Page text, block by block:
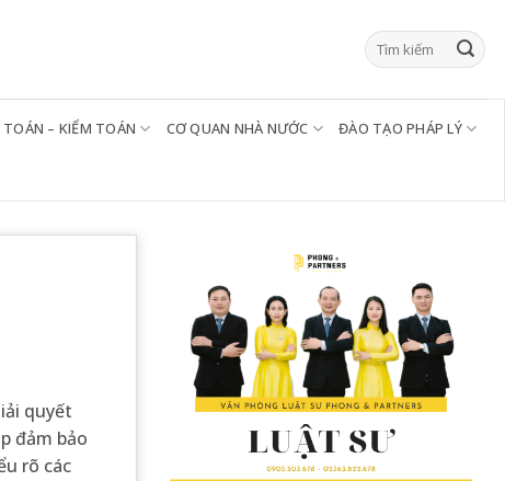
TOÁN – KIỂM TOÁN CƠ QUAN NHÀ NƯỚC ĐÀO TẠO PHÁP LÝ
quyết
đảm bảo
rõ các